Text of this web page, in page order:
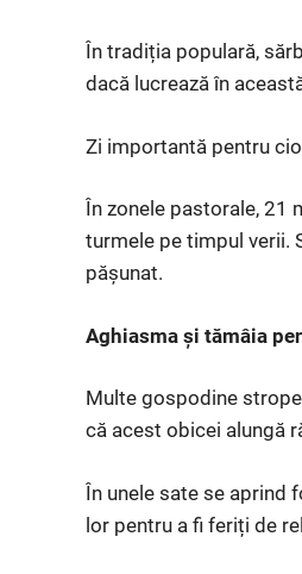
În tradiția populară,
dacă lucrează în
Zi importantă pentru
În zonele pastorale, 21
turmele pe timpul verii.
pășunat.
Aghiasma și tămâia
Multe gospodine
că acest obicei alungă
În unele sate se aprind
lor pentru a fi feriți de